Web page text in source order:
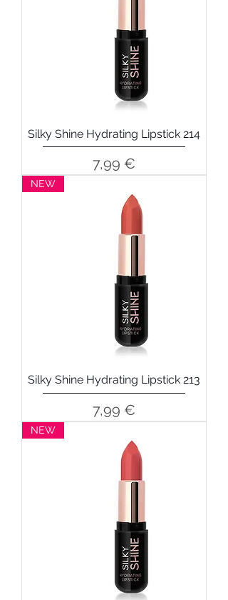
Silky Shine Hydrating Lipstick 214
Precio
7,99 €
NEW
Silky Shine Hydrating Lipstick 213
Precio
7,99 €
NEW